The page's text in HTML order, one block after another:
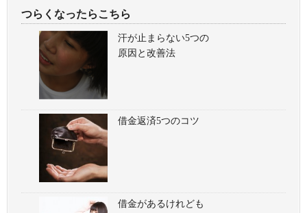
つらくなったらこちら
汗が止まらない5つの
原因と改善法
借金返済5つのコツ
借金があるけれども